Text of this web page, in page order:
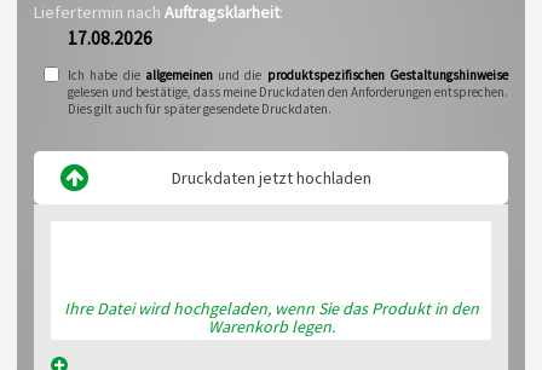
Liefertermin nach Auftragsklarheit:
17.08.2026
Ich habe die allgemeinenund die produktspezifischen Gestaltungshinweise
gelesen und bestätige, dass meine Druckdaten den Anforderungen entsprechen.
Dies gilt auch für später gesendete Druckdaten.
Druckdaten jetzt hochladen
Ihre Datei wird hochgeladen, wenn Sie das Produkt in den
Warenkorb legen.